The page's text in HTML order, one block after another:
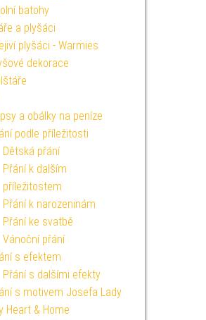
batohy
a plyšáci
plyšáci - Warmies
dekorace
a obálky na peníze
podle příležitosti
Dětská přání
Přání k dalším
příležitostem
Přání k narozeninám
Přání ke svatbě
Vánoční přání
s efektem
Přání s dalšími efekty
s motivem Josefa Lady
Heart & Home